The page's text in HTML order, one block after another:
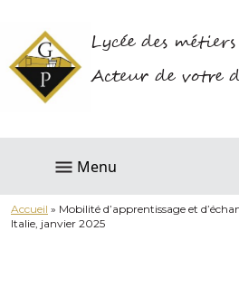
Lycée des métiers
Acteur de votre
Menu
Accueil » Mobilité d’apprentissage et
Italie, janvier 2025